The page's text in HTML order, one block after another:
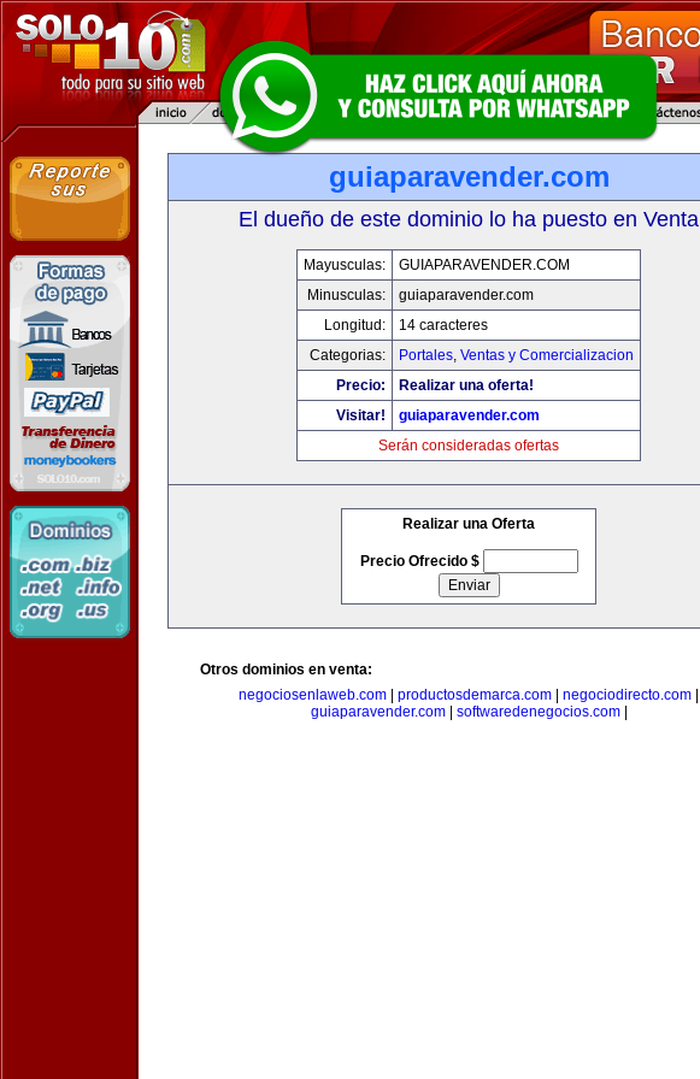
guiaparavender.com
El dueño de este dominio lo ha puesto en Venta
Mayusculas:
GUIAPARAVENDER.COM
Minusculas:
guiaparavender.com
Longitud:
14 caracteres
Categorias:
Portales, Ventas y Comercializacion
Precio:
Realizar una oferta!
Visitar!
guiaparavender.com
Serán consideradas ofertas
Realizar una Oferta
Precio Ofrecido $
Otros dominios en venta:
negociosenlaweb.com
productosdemarca.com negociodirecto.com
guiaparavender.com| softwaredenegocios.com|